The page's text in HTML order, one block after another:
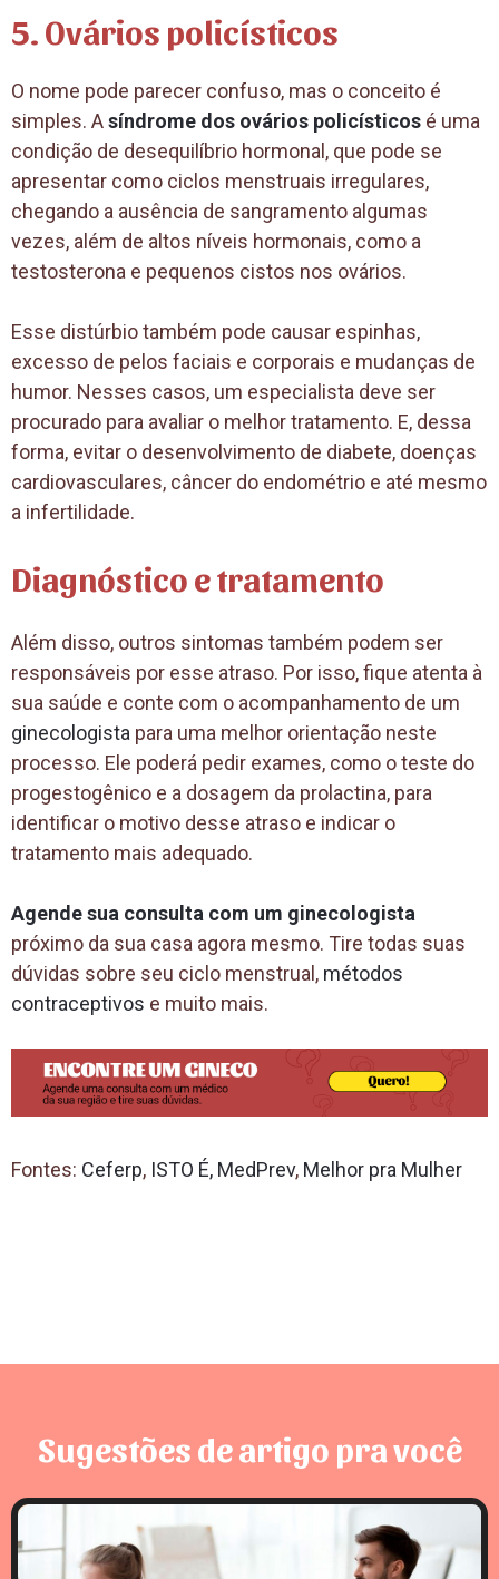
5. Ovários policísticos
O nome pode parecer confuso, mas o conceito é
simples. Asíndrome dos ovários policísticos é uma
condição de desequilíbrio hormonal, que pode se
apresentar como ciclos menstruais irregulares,
chegando a ausência de sangramento algumas
vezes, além de altos níveis hormonais, como a
testosterona e pequenos cistos nos ovários.
Esse distúrbio também pode causar espinhas,
excesso de pelos faciais e corporais e mudanças de
humor. Nesses casos, um especialista deve ser
procurado para avaliar o melhor tratamento. E, dessa
forma, evitar o desenvolvimento de diabete, doenças
cardiovasculares, câncer do endométrio e até mesmo
a infertilidade.
Diagnóstico e tratamento
Além disso, outros sintomas também podem ser
responsáveis por esse atraso. Por isso, fique atenta à
sua saúde e conte com o acompanhamento de um
ginecologista para uma melhor orientação neste
processo. Ele poderá pedir exames, como o teste do
progestogênico e a dosagem da prolactina, para
identificar o motivo desse atraso e indicar o
tratamento mais adequado.
Agende sua consulta com um ginecologista
próximo da sua casa agora mesmo. Tire todas suas
dúvidas sobre seu ciclo menstrual, métodos
contraceptivos e muito mais.
Fontes: Ceferp, ISTO É, MedPrev, Melhor pra Mulher
Sugestões de artigo pra você